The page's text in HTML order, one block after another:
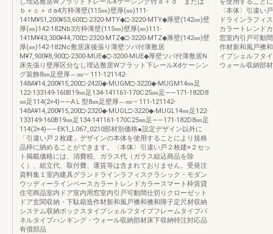
ｂ＋ｃ＋ｄa4方枠薄壁(115㎜)壁厚(㎜)111-
141M¥51,200¥53,600□-2320-MTY◆□-3220-MTY◆厚壁(142㎜)壁
厚(㎜)142-182Nb3方枠薄壁(115㎜)壁厚(㎜)111-
141M¥43,300¥44,700□-2320-MTZ◆□-3220-MTZ◆厚壁(142㎜)壁
厚(㎜)142-182Nc敷居床後張り薄壁ツバ付薄敷居
M¥7,900¥8,900□-2300-MUE◆□-3200-MUE◆厚壁ツバ付薄敷居N
床先張り壁厚区分なし埋込敷居Wフラット下レールXdケーシン
グ装飾8㎜足壁厚︵㎜︶111-121142-
148A¥14,200¥15,200□-2420◆-MUGM□-3220◆-MUGM14㎜足
122-133149-160B19㎜足134-141161-170C25㎜足――171-182D8
㎜足114(2×4)――AＬ型8㎜足壁厚︵㎜︶111-121142-
148A¥14,200¥15,200□-2320◆-MUGL□-3220◆-MUGL14㎜足122-
133149-160B19㎜足134-141161-170C25㎜足――171-182D8㎜足
114(2×4)――EK1_L067_0210部材別価格●設定デザイン以外に
「引違い戸２枚建」デザインの本体を使用することにより規格
品枠に納めることができます。〈本体〉引違い戸２枚建×２セッ
ト掲載価格には、消費税、ガラス代（ガラス組込商品を除
く）、組立代、取付費、運賃等は含まれておりません。受発注
資料集１室内建具グランドラインラフィスクラシック・モダン
ウッディーラインベースカラートレンドカラースマート枠賃貸
住宅商品室内ドア室内用窓室内引戸可動間仕切りクローゼット
ドア玄関収納・下駄箱造作材新和風戸襖和襖和障子定尺材収納
システム収納ボックスタイプシェルフタイプフレームタイプパ
ネルタイプハンギング・ウォール収納部材床下収納特注対応品
有償部品
〈本体〉引違い
ドラインラフィ
カラートレンド
窓室内引戸可動
作材新和風戸襖
イプシェルフタ
ウォール収納部